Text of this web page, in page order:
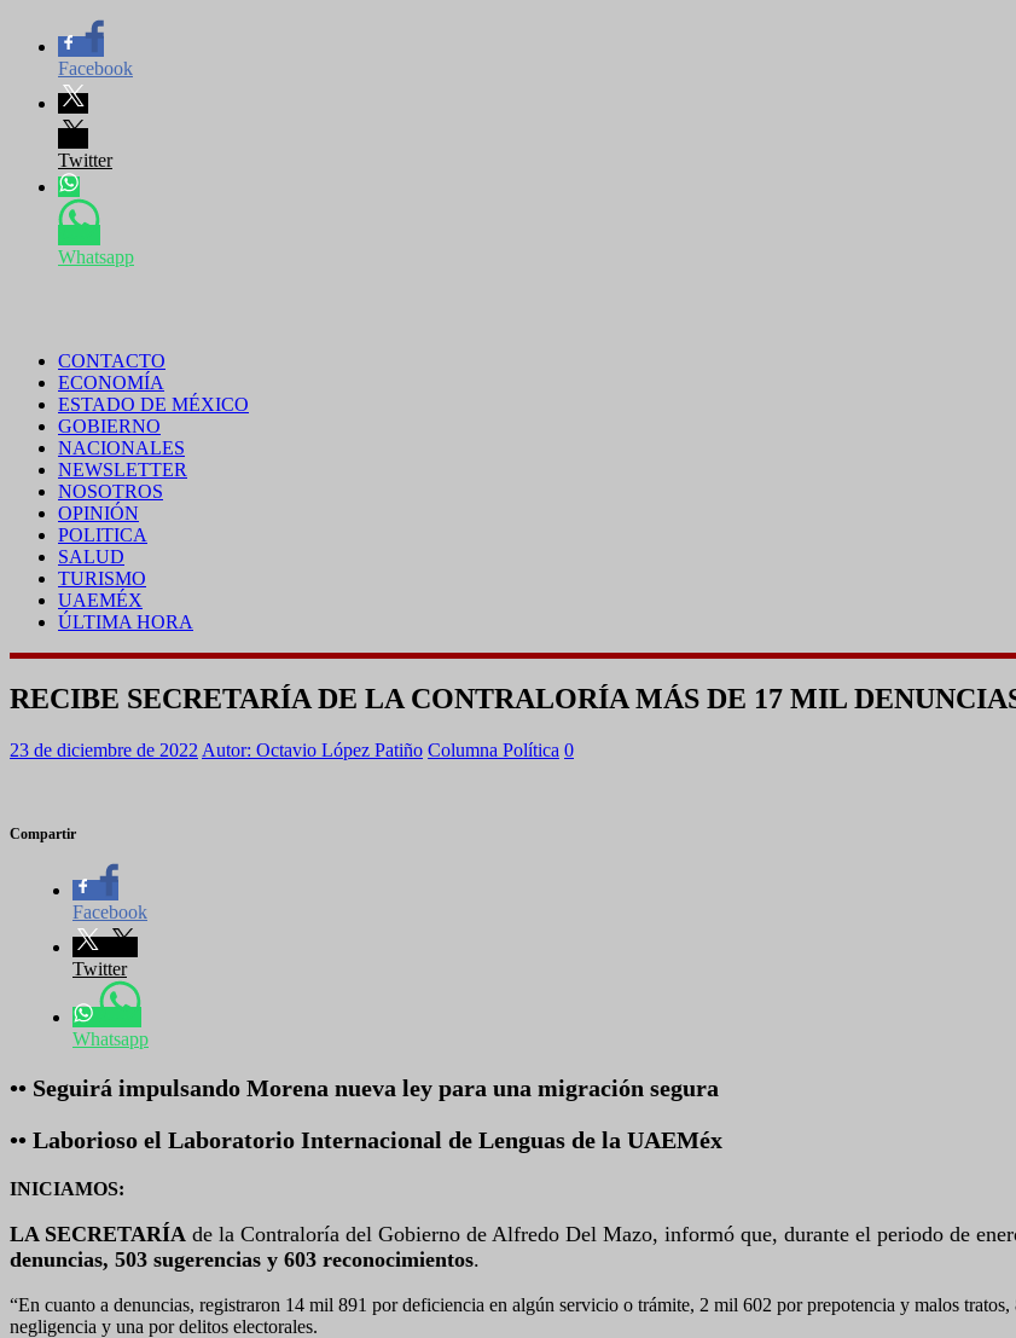
Facebook
Twitter
Whatsapp
CONTACTO
ECONOMÍA
ESTADO DE MÉXICO
GOBIERNO
NACIONALES
NEWSLETTER
NOSOTROS
OPINIÓN
POLITICA
SALUD
TURISMO
UAEMÉX
ÚLTIMA HORA
RECIBE SECRETARÍA DE LA CONTRALORÍA MÁS DE 17 MIL
23 de diciembre de 2022 Autor: Octavio López Patiño Columna Política 0
Compartir
Facebook
Twitter
Whatsapp
•• Seguirá impulsando Morena nueva ley para una migración segura
•• Laborioso el Laboratorio Internacional de Lenguas de la UAEMéx
INICIAMOS:
LA SECRETARÍA de la Contraloría del Gobierno de Alfredo Del Mazo, informó que, durante el periodo de
denuncias, 503 sugerencias y 603 reconocimientos.
“En cuanto a denuncias, registraron 14 mil 891 por deficiencia en algún servicio o trámite, 2 mil 602 por prepotencia y malos
negligencia y una por delitos electorales.